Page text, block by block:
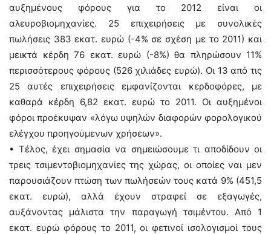
αυξημένους φόρους για το 2012 είναι οι
αλευροβιομηχανίες. 25 επιχειρήσεις με συνολικές
πωλήσεις 383 εκατ. ευρώ (-4% σε σχέση με το 2011) και
μεικτά κέρδη 76 εκατ. ευρώ (-8%) θα πληρώσουν 11%
περισσότερους φόρους (526 χιλιάδες ευρώ). Οι 13 από τις
25 αυτές επιχειρήσεις εμφανίζονται κερδοφόρες, με
καθαρά κέρδη 6,82 εκατ. ευρώ το 2011. Οι αυξημένοι
φόροι προέκυψαν «λόγω υψηλών διαφορών φορολογικού
ελέγχου προηγούμενων χρήσεων».
• Τέλος, έχει σημασία να σημειώσουμε τι αποδίδουν οι
τρεις τσιμεντοβιομηχανίες της χώρας, οι οποίες ναι μεν
παρουσιάζουν πτώση των πωλήσεών τους κατά 9% (451,5
εκατ. ευρώ), αλλά έχουν στραφεί σε εξαγωγές,
αυξάνοντας μάλιστα την παραγωγή τσιμέντου. Από 1
εκατ. ευρώ φόρους το 2011, οι φετινοί ισολογισμοί τους